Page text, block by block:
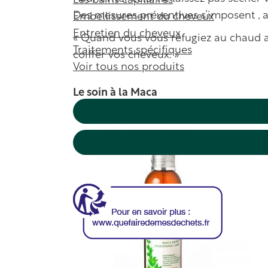
Des mesures préventives s’imposent
« Quand vous vous réfugiez au
coiffer vos cheveux. »
Le soin à la Maca
Embellissement du cheveux
Entretien du cheveux
Traitements spécifiques
Voir tous nos produits